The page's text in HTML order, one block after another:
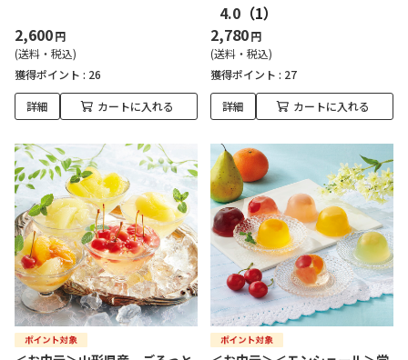
2,600円
(送料・税込)
獲得ポイント : 26
詳細 カートに入れる
4.0 （1）
2,780円
(送料・税込)
獲得ポイント : 27
詳細 カートに入れる